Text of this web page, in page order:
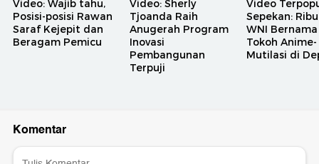
Video: Wajib tahu,
Posisi-posisi Rawan
Saraf Kejepit dan
Beragam Pemicu
Video: Sherly
Tjoanda Raih
Anugerah Program
Inovasi
Pembangunan
Terpuji
Video
Sepekan:
WNI Bernama
Tokoh Anime-
Mutilasi di